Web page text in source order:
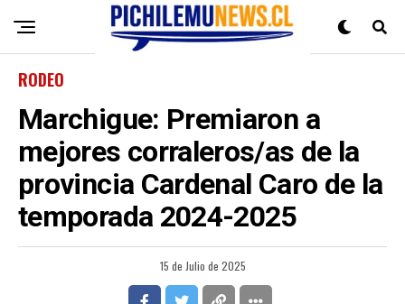
RODEO
Marchigue: Premiaron a
mejores corraleros/as de la
provincia Cardenal Caro de la
temporada 2024-2025
15 de Julio de 2025